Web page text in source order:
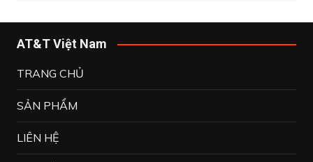
AT&T Việt Nam
TRANG CHỦ
SẢN PHẨM
LIÊN HỆ